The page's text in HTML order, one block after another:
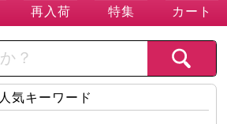
再入荷 特集 カート
人気キーワード